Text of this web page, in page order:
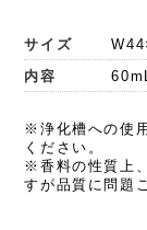
サイズ
内容
※浄化槽への使
ください。
※香料の性質上
すが品質に問題